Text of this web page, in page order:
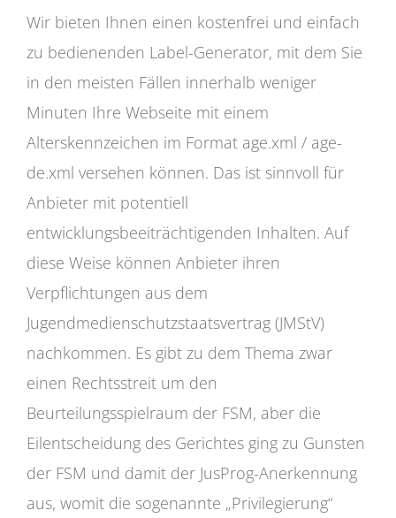
Wir bieten Ihnen einen kostenfrei und einfach
zu bedienenden Label-Generator, mit dem Sie
in den meisten Fällen innerhalb weniger
Minuten Ihre Webseite mit einem
Alterskennzeichen im Format age.xml / age-
de.xml versehen können. Das ist sinnvoll für
Anbieter mit potentiell
entwicklungsbeeiträchtigenden Inhalten. Auf
diese Weise können Anbieter ihren
Verpflichtungen aus dem
Jugendmedienschutzstaatsvertrag (JMStV)
nachkommen. Es gibt zu dem Thema zwar
einen Rechtsstreit um den
Beurteilungsspielraum der FSM, aber die
Eilentscheidung des Gerichtes ging zu Gunsten
der FSM und damit der JusProg-Anerkennung
aus, womit die sogenannte „Privilegierung“